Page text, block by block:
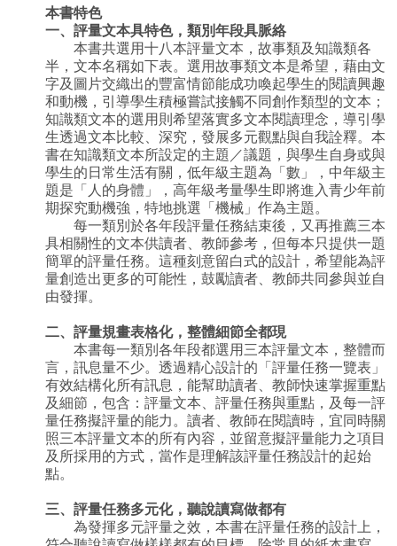
本書特色
一、評量文本具特色，類別年段具脈絡
本書共選用十八本評量文本，故事類及知識類各
半，文本名稱如下表。選用故事類文本是希望，藉由文
字及圖片交織出的豐富情節能成功喚起學生的閱讀興趣
和動機，引導學生積極嘗試接觸不同創作類型的文本；
知識類文本的選用則希望落實多文本閱讀理念，導引學
生透過文本比較、深究，發展多元觀點與自我詮釋。本
書在知識類文本所設定的主題／議題，與學生自身或與
學生的日常生活有關，低年級主題為「數」，中年級主
題是「人的身體」，高年級考量學生即將進入青少年前
期探究動機強，特地挑選「機械」作為主題。
每一類別於各年段評量任務結束後，又再推薦三本
具相關性的文本供讀者、教師參考，但每本只提供一題
簡單的評量任務。這種刻意留白式的設計，希望能為評
量創造出更多的可能性，鼓勵讀者、教師共同參與並自
由發揮。
二、評量規畫表格化，整體細節全都現
本書每一類別各年段都選用三本評量文本，整體而
言，訊息量不少。透過精心設計的「評量任務一覽表」
有效結構化所有訊息，能幫助讀者、教師快速掌握重點
及細節，包含：評量文本、評量任務與重點，及每一評
量任務擬評量的能力。讀者、教師在閱讀時，宜同時關
照三本評量文本的所有內容，並留意擬評量能力之項目
及所採用的方式，當作是理解該評量任務設計的起始
點。
三、評量任務多元化，聽說讀寫做都有
為發揮多元評量之效，本書在評量任務的設計上，